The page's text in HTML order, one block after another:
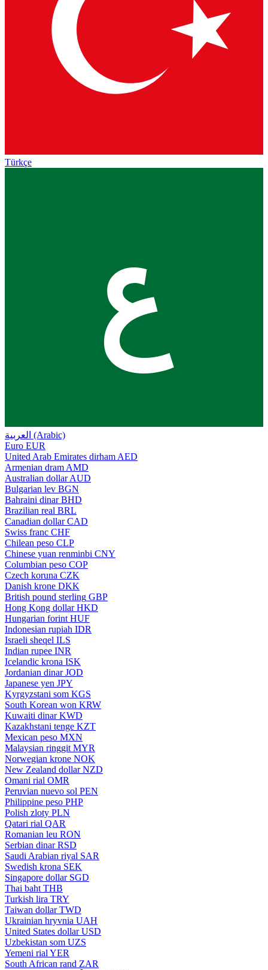
Türkçe
ع
العربية (Arabic)
Euro EUR
United Arab Emirates dirham AED
Armenian dram AMD
Australian dollar AUD
Bulgarian lev BGN
Bahraini dinar BHD
Brazilian real BRL
Canadian dollar CAD
Swiss franc CHF
Chilean peso CLP
Chinese yuan renminbi CNY
Columbian peso COP
Czech koruna CZK
Danish krone DKK
British pound sterling GBP
Hong Kong dollar HKD
Hungarian forint HUF
Indonesian rupiah IDR
Israeli sheqel ILS
Indian rupee INR
Icelandic krona ISK
Jordanian dinar JOD
Japanese yen JPY
Kyrgyzstani som KGS
South Korean won KRW
Kuwaiti dinar KWD
Kazakhstani tenge KZT
Mexican peso MXN
Malaysian ringgit MYR
Norwegian krone NOK
New Zealand dollar NZD
Omani rial OMR
Peruvian nuevo sol PEN
Philippine peso PHP
Polish zloty PLN
Qatari rial QAR
Romanian leu RON
Serbian dinar RSD
Saudi Arabian riyal SAR
Swedish krona SEK
Singapore dollar SGD
Thai baht THB
Turkish lira TRY
Taiwan dollar TWD
Ukrainian hryvnia UAH
United States dollar USD
Uzbekistan som UZS
Yemeni rial YER
South African rand ZAR